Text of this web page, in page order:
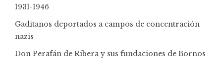
1931-1946
Gaditanos deportados a campos de concentración
nazis
Don Perafán de Ribera y sus fundaciones de Bornos